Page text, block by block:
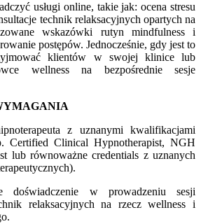
usługi online, takie jak: ocena stresu
technik relaksacyjnych opartych na
wskazówki rutyn mindfulness i
postępów. Jednocześnie, gdy jest to
klientów w swojej klinice lub
wellness na bezpośrednie sesje
z uznanymi kwalifikacjami
Certified Clinical Hypnotherapist, NGH
lub równoważne credentials z uznanych
doświadczenie w prowadzeniu sesji
relaksacyjnych na rzecz wellness i